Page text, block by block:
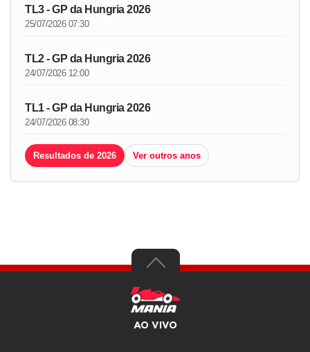
TL3 - GP da Hungria 2026
25/07/2026 07:30
TL2 - GP da Hungria 2026
24/07/2026 12:00
TL1 - GP da Hungria 2026
24/07/2026 08:30
Resultados de 2026 Ver outros anos
AO VIVO